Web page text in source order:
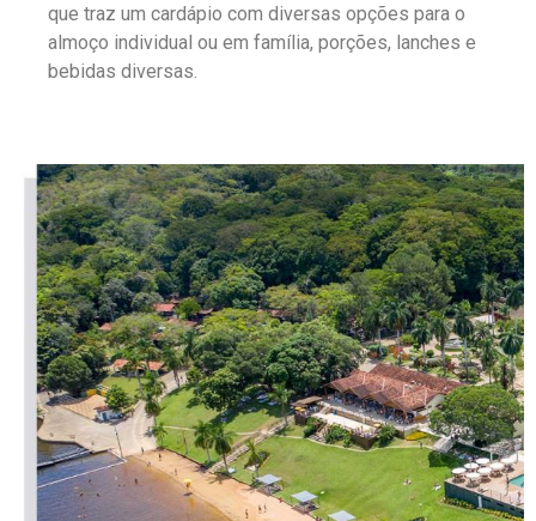
que traz um cardápio com diversas opções para o
almoço individual ou em família, porções, lanches e
bebidas diversas.